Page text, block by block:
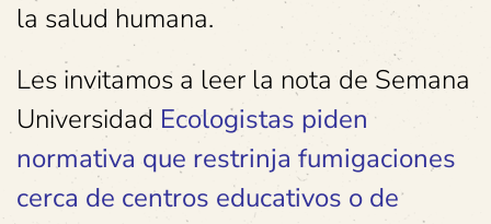
la salud humana.
Les invitamos a leer la nota de Semana
Universidad Ecologistas piden
normativa que restrinja fumigaciones
cerca de centros educativos o de